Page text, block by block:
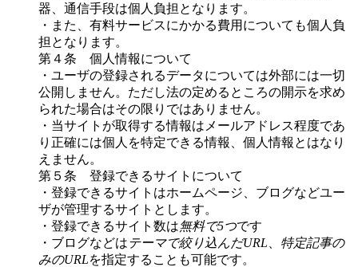
器、通信手段は個人負担となります。
・また、有料サービスにかかる費用についても個人負
担となります。
第４条 個人情報について
・ユーザの登録されるデータについては外部には一切
公開しません。ただし法の定めるところの開示を求め
られた場合はその限りではありません。
・当サイトが取得する情報はメールアドレス程度であ
り正確には個人を特定できる情報、個人情報とはなり
えません。
第５条 登録できるサイトについて
・登録できるサイトはホームページ、ブログなどユー
ザが管理するサイトとします。
・登録できるサイト数は無料で5つです
・ブログなどはテーマで絞り込んだURL
特定記事の
みのURLを指定することも可能です。